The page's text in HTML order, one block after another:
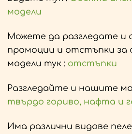
модели
Можете да разгледате и
промоции и отстъпки за
модели тук : отстъпки
Разгледайте и нашите
твърдо гориво, нафта и
Има различни видове